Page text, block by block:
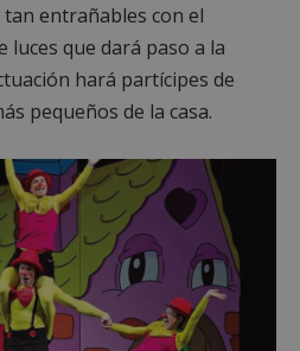
entrañables con el
luces que dará paso a la
hará partícipes de
pequeños de la casa.